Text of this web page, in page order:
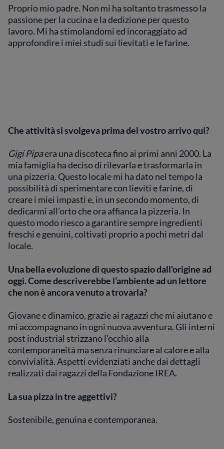
Proprio mio padre. Non mi ha soltanto trasmesso la
passione per la cucina e la dedizione per questo
lavoro. Mi ha stimolandomi ed incoraggiato ad
approfondire i miei studi sui lievitati e le farine.
Che attività si svolgeva prima del vostro arrivo qui?
Gigi Pipaera una discoteca fino ai primi anni 2000. La
mia famiglia ha deciso di rilevarla e trasformarla in
una pizzeria. Questo locale mi ha dato nel tempo la
possibilità di sperimentare con lieviti e farine, di
creare i miei impasti e, in un secondo momento, di
dedicarmi all’orto che ora affianca la pizzeria. In
questo modo riesco a garantire sempre ingredienti
freschi e genuini, coltivati proprio a pochi metri dal
locale.
Una bella evoluzione di questo spazio dall'origine ad
oggi. Come descriverebbe l’ambiente ad un lettore
che non è ancora venuto a trovarla?
Giovane e dinamico, grazie ai ragazzi che mi aiutano e
mi accompagnano in ogni nuova avventura. Gli interni
post industrial strizzano l’occhio alla
contemporaneità ma senza rinunciare al calore e alla
convivialità. Aspetti evidenziati anche dai dettagli
realizzati dai ragazzi della Fondazione IREA.
La sua pizza in tre aggettivi?
Sostenibile, genuina e contemporanea.